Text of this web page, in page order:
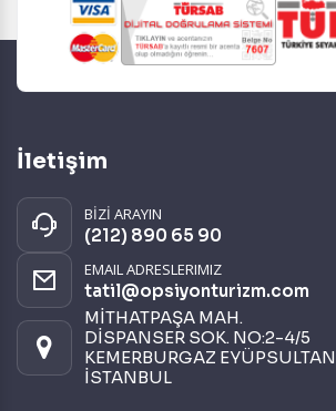
İletişim
BİZİ ARAYIN
(212) 890 65 90
EMAIL ADRESLERIMIZ
tatil@opsiyonturizm.com
MİTHATPAŞA MAH.
DİSPANSER SOK. NO:2-4/5
KEMERBURGAZ EYÜPSULTAN
İSTANBUL